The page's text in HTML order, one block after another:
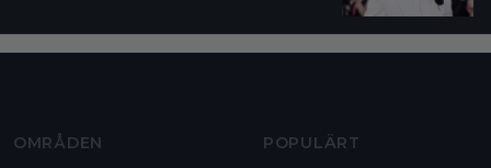
OMRÅDEN POPULÄRT